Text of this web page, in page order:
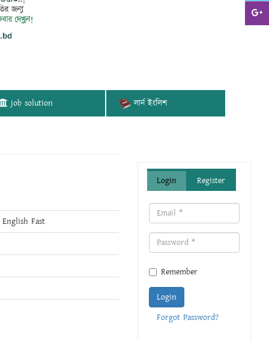
job solution লার্ন ইংলিশ
Fast
Login Register
Remember
Login
Forgot Password?